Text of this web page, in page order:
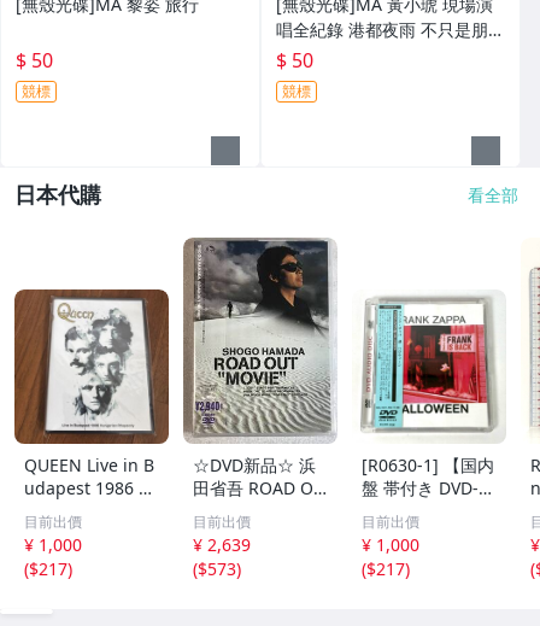
$ 50
競標
唱全紀錄 港都夜雨 不只是朋友
我要我們在一起
$ 50
競標
日本代購 看全部
QUEEN Live in B
udapest 1986 H
ungarian Rhaps
ody DVD
目前出價
¥ 1,000
($217)
☆DVD新品☆ 浜
田省吾 ROAD OU
T “MOVIE” 管理
ハ2300
目前出價
¥ 2,639
($573)
[R0630-1] 【国内
盤 帯付き DVD-A
udio】フラン
ク・ザッパ ハロ
ウィーン FRANK
ZAPPA HALLOWE
目前出價
¥ 1,000
($217)
(